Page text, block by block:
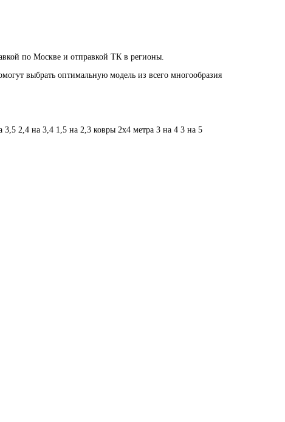
по Москве и отправкой ТК в регионы.
выбрать оптимальную модель из всего многообразия
3,5 2,4 на 3,4 1,5 на 2,3 ковры 2х4 метра 3 на 4 3 на 5